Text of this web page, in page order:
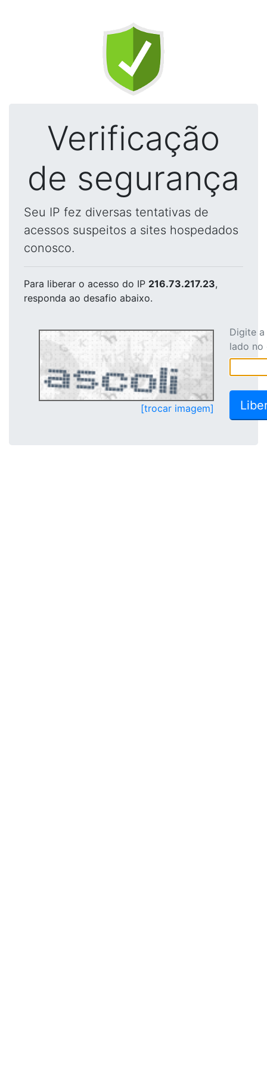
Verificação
de segurança
Seu IP fez diversas tentativas de
acessos suspeitos a sites hospedados
conosco.
Para liberar o acesso do IP 216.73.217.23,
responda ao desafio abaixo.
[trocar imagem]
Digite
lado no